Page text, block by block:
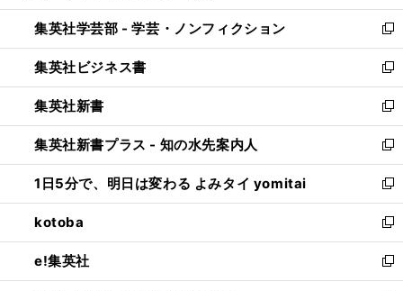
開
く
ウ
で
開
く
ン
ド
ウ
で
開
く
ウ
ィ
ン
ド
ウ
で
開
く
集英社学芸部 - 学芸・ノンフィクション
新
し
い
ウ
ィ
ン
ド
ウ
で
開
く
集英社ビジネス書
新
し
い
ウ
ィ
ン
ド
ウ
で
開
く
集英社新書
新
し
い
ウ
ィ
ン
ド
ウ
で
開
集英社新書プラス - 知の水先案内人
新
し
い
ウ
ィ
ン
ド
ウ
1日5分で、明日は変わる よみタイ yomitai
新
し
い
ウ
ィ
ン
kotoba
新
し
い
ウ
e!集英社
新
し